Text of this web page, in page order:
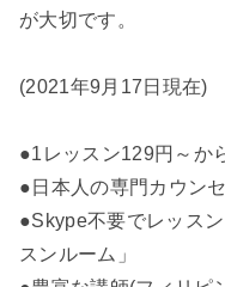
が大切です。
(2021年9月17日現在)
●1レッスン129円～か
●日本人の専門カウン
●Skype不要でレッス
スンルーム」